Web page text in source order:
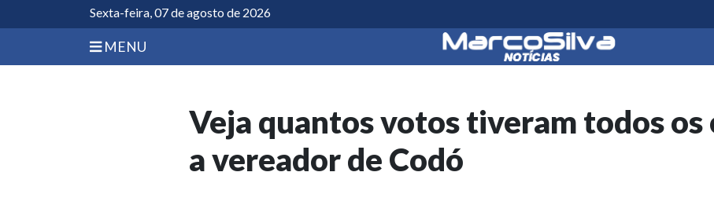
Sexta-feira, 07 de agosto de 2026
MENU
Veja quantos votos tiveram todos os
a vereador de Codó